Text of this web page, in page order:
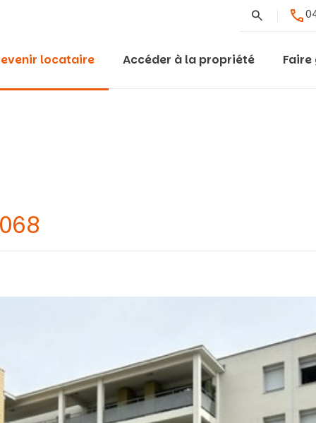
Rechercher
locataire Accéder à la propriété